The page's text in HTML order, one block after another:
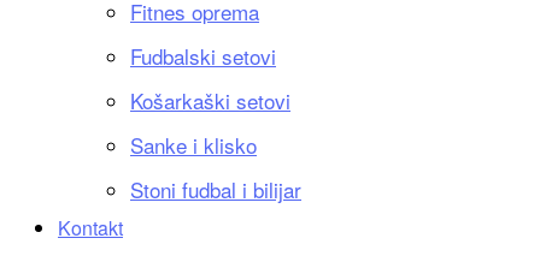
Fitnes oprema
Fudbalski setovi
Košarkaški setovi
Sanke i klisko
Stoni fudbal i bilijar
Kontakt